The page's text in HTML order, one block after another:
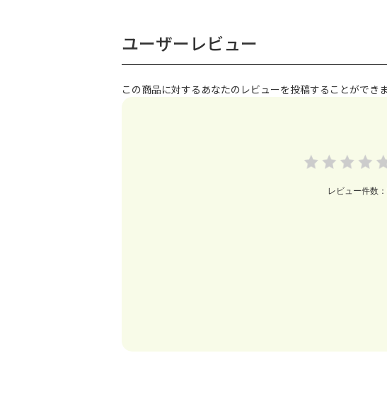
ユーザーレビュー
この商品に対するあなたのレビューを投稿することができま
レビュー件数：